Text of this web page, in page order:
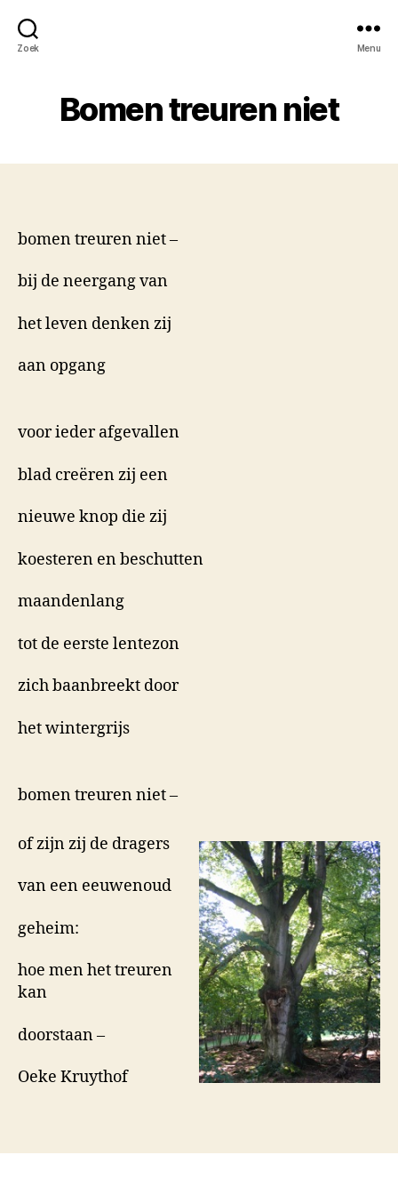
Zoek Menu
Bomen treuren niet
bomen treuren niet –
bij de neergang van
het leven denken zij
aan opgang
voor ieder afgevallen
blad creëren zij een
nieuwe knop die zij
koesteren en beschutten
maandenlang
tot de eerste lentezon
zich baanbreekt door
het wintergrijs
bomen treuren niet –
of zijn zij de dragers
van een eeuwenoud
geheim:
hoe men het treuren
kan
doorstaan –
Oeke Kruythof